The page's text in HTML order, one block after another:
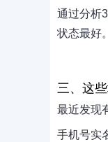
通过分析
状态最好
三、这
最近发现
手机号实